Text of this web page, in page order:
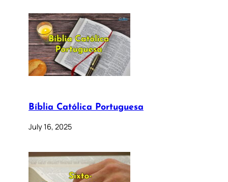
Bíblia Católica Portuguesa
July 16, 2025